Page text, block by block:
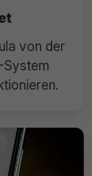
von der
System